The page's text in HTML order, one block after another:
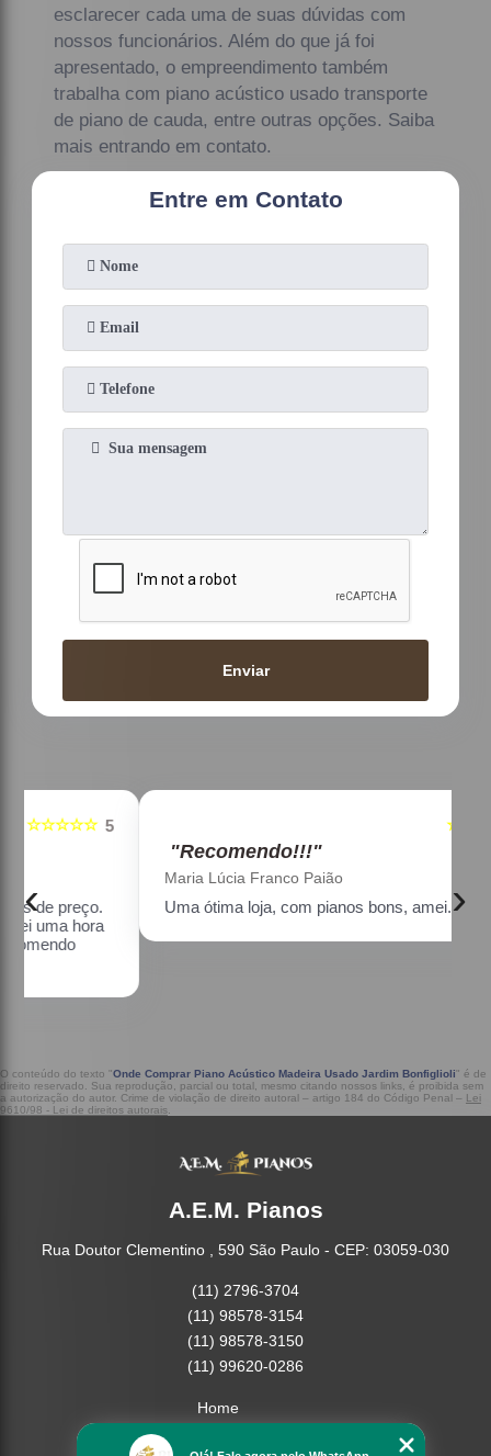
esclarecer cada uma de suas dúvidas com
nossos funcionários. Além do que já foi
apresentado, o empreendimento também
trabalha com piano acústico usado transporte
de piano de cauda, entre outras opções. Saiba
mais entrando em contato.
Entre em Contato
Enviar
"Recomendo!!!"
Maria Lúcia Franco Paião
Uma ótima loja, com pianos bons, amei.
‹ ›
O conteúdo do texto "Onde Comprar Piano Acústico Madeira Usado Jardim Bonfiglioli" é de
direito reservado. Sua reprodução, parcial ou total, mesmo citando nossos links, é proibida sem
a autorização do autor. Crime de violação de direito autoral – artigo 184 do Código Penal – Lei
9610/98 - Lei de direitos autorais
A.E.M. Pianos
Rua Doutor Clementino , 590 São Paulo - CEP: 03059-030
(11) 2796-3704
(11) 98578-3154
(11) 98578-3150
(11) 99620-0286
Home